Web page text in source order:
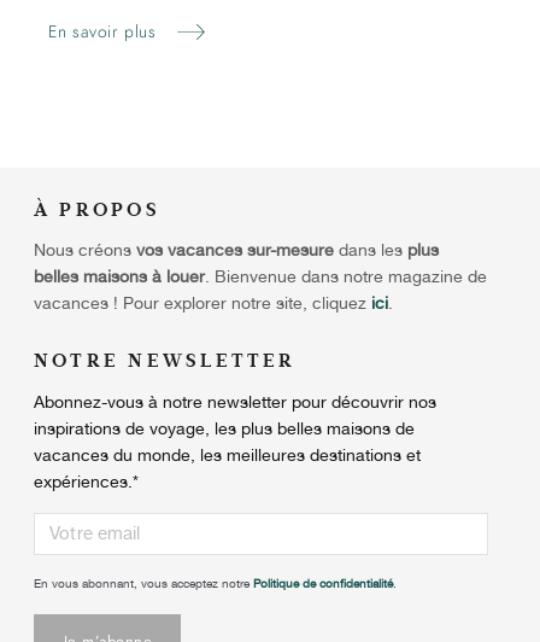
En savoir plus
À PROPOS
Nous créons vos vacances sur-mesure dans les plus
belles maisons à louer. Bienvenue dans notre magazine de
vacances ! Pour explorer notre site, cliquez ici
NOTRE NEWSLETTER
Abonnez-vous à notre newsletter pour découvrir nos
inspirations de voyage, les plus belles maisons de
vacances du monde, les meilleures destinations et
expériences. *
En vous abonnant, vous acceptez notre Politique de confidentialité.